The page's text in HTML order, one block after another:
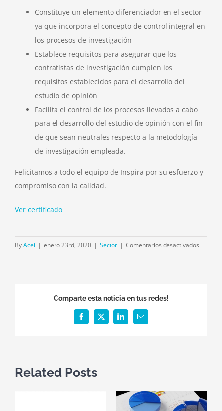
Constituye un elemento diferenciador en el sector
ya que incorpora el concepto de control integral en
los procesos de investigación
Establece requisitos para asegurar que los
contratistas de investigación cumplen los
requisitos establecidos para el desarrollo del
estudio de opinión
Facilita el control de los procesos llevados a cabo
para el desarrollo del estudio de opinión con el fin
de que sean neutrales respecto a la metodología
de investigación empleada.
Felicitamos a todo el equipo de Inspira por su esfuerzo y
compromiso con la calidad.
Ver certificado
ByAcei | enero 23rd, 2020 | Sector | Comentarios desactivados
Comparte esta noticia en tus redes!
Facebook
X LinkedInEmail
Related Posts